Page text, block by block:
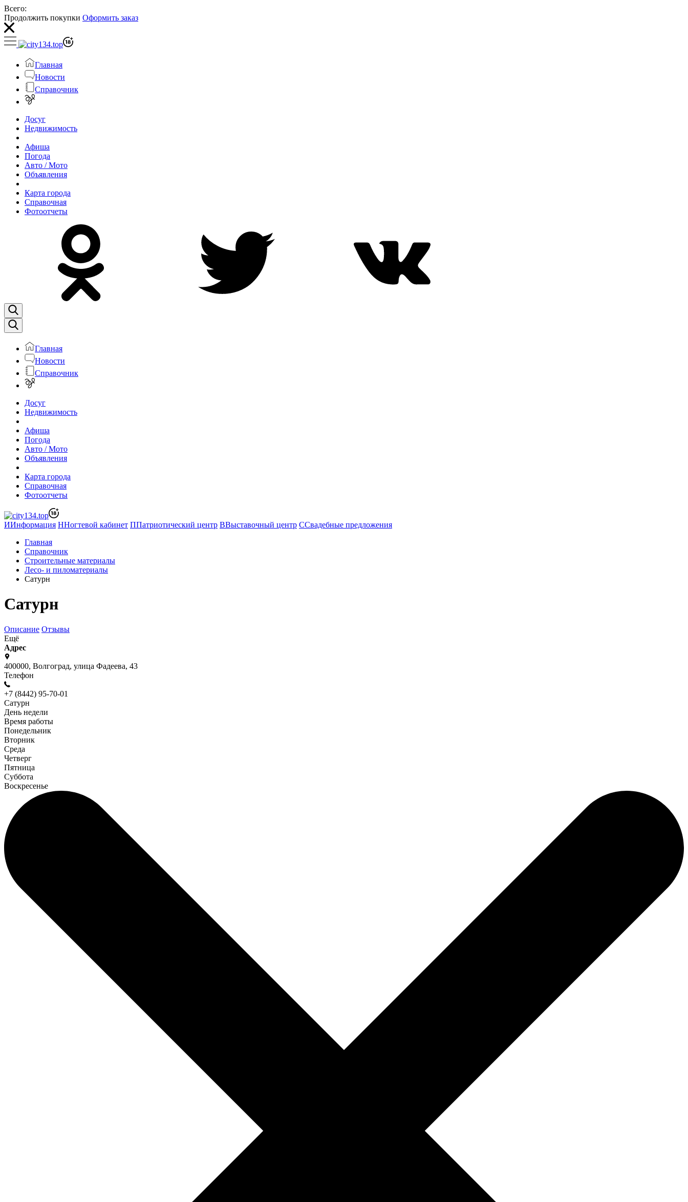
Всего:
Продолжить покупки Оформить заказ
Главная
Новости
Справочник
Досуг
Недвижимость
Афиша
Погода
Авто / Мото
Объявления
Карта города
Справочная
Фотоотчеты
Главная
Новости
Справочник
Досуг
Недвижимость
Афиша
Погода
Авто / Мото
Объявления
Карта города
Справочная
Фотоотчеты
ИИнформация ННогтевой кабинет ППатриотический центр ВВыставочный центр ССвадебные предложения
Главная
Справочник
Строительные материалы
Лесо- и пиломатериалы
Сатурн
Сатурн
Описание Отзывы
Ещё
Адрес
400000, Волгоград, улица Фадеева, 43
Телефон
+7 (8442) 95-70-01
Сатурн
День недели
Время работы
Понедельник
Вторник
Среда
Четверг
Пятница
Суббота
Воскресенье